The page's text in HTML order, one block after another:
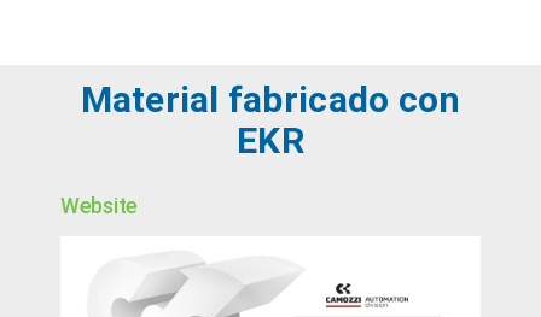
Material fabricado con
EKR
Website